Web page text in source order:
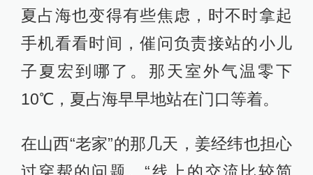
夏占海也变得有些焦虑，时不时拿起
手机看看时间，催问负责接站的小儿
子夏宏到哪了。那天室外气温零下
10℃，夏占海早早地站在门口等着。
在山西“老家”的那几天，姜经纬也担心